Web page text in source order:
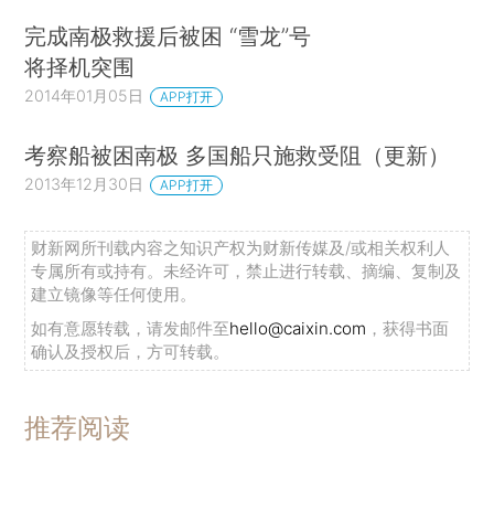
完成南极救援后被困 “雪龙”号
将择机突围
2014年01月05日 APP打开
考察船被困南极 多国船只施救受阻（更新）
2013年12月30日 APP打开
财新网所刊载内容之知识产权为财新传媒及/或相关权利人
专属所有或持有。未经许可，禁止进行转载、摘编、复制及
建立镜像等任何使用。
如有意愿转载，请发邮件至hello@caixin.com ，获得书面
确认及授权后，方可转载。
推荐阅读